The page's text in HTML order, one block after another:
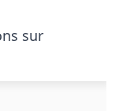
sur